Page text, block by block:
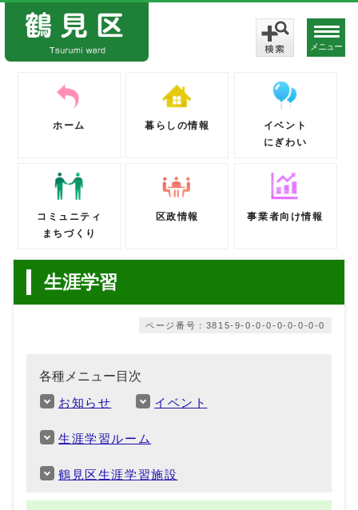
メニュー
ホーム 暮らしの情報
イベント
にぎわい
コミュニティ
まちづくり
区政情報 事業者向け情報
生涯学習
ページ番号：3815-9-0-0-0-0-0-0-0-0
各種メニュー目次
お知らせ イベント
生涯学習ルーム
鶴見区生涯学習施設